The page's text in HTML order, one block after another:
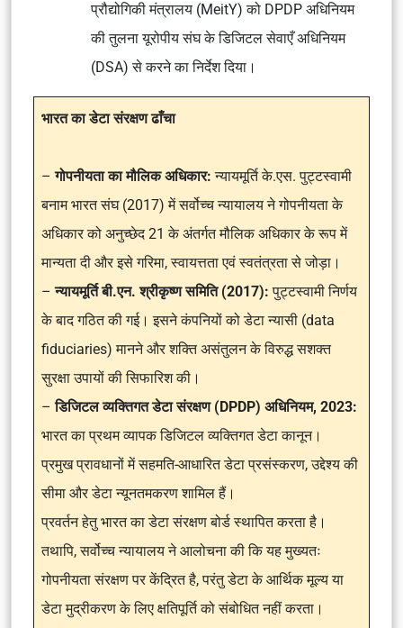
प्रौद्योगिकी मंत्रालय (MeitY) को DPDP अधिनियम
की तुलना यूरोपीय संघ के डिजिटल सेवाएँ अधिनियम
(DSA) से करने का निर्देश दिया।
भारत का डेटा संरक्षण ढाँचा
–गोपनीयता का मौलिक अधिकार: न्यायमूर्ति के.एस. पुट्टस्वामी
बनाम भारत संघ (2017) में सर्वोच्च न्यायालय ने गोपनीयता के
अधिकार को अनुच्छेद 21 के अंतर्गत मौलिक अधिकार के रूप में
मान्यता दी और इसे गरिमा, स्वायत्तता एवं स्वतंत्रता से जोड़ा।
–न्यायमूर्ति बी.एन. श्रीकृष्ण समिति (2017): पुट्टस्वामी निर्णय
के बाद गठित की गई। इसने कंपनियों को डेटा न्यासी (data
fiduciaries) मानने और शक्ति असंतुलन के विरुद्ध सशक्त
सुरक्षा उपायों की सिफारिश की।
–डिजिटल व्यक्तिगत डेटा संरक्षण (DPDP) अधिनियम, 2023:
भारत का प्रथम व्यापक डिजिटल व्यक्तिगत डेटा कानून।
प्रमुख प्रावधानों में सहमति-आधारित डेटा प्रसंस्करण, उद्देश्य की
सीमा और डेटा न्यूनतमकरण शामिल हैं।
प्रवर्तन हेतु भारत का डेटा संरक्षण बोर्ड स्थापित करता है।
तथापि, सर्वोच्च न्यायालय ने आलोचना की कि यह मुख्यतः
गोपनीयता संरक्षण पर केंद्रित है, परंतु डेटा के आर्थिक मूल्य या
डेटा मुद्रीकरण के लिए क्षतिपूर्ति को संबोधित नहीं करता।